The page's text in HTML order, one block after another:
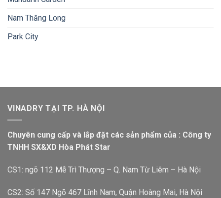
Nam Thăng Long
Park City
VINADRY TẠI TP. HÀ NỘI
Chuyên cung cấp và lắp đặt các sản phẩm của : Công ty
TNHH SX&XD Hòa Phát Star
CS1: ngõ 112 Mễ Trì Thượng – Q. Nam Từ Liêm – Hà Nội
CS2: Số 147 Ngõ 467 Lĩnh Nam, Quận Hoàng Mai, Hà Nội